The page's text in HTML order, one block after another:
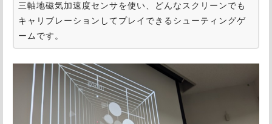
三軸地磁気加速度センサを使い、どんなスクリーンでも
キャリブレーションしてプレイできるシューティングゲ
ームです。